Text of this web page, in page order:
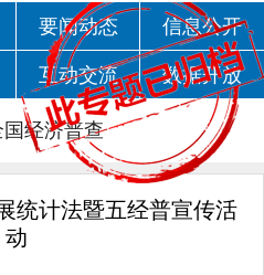
要闻动态 信息公开
互动交流 数据开放
经济普查
统计法暨五经普宣传活
动